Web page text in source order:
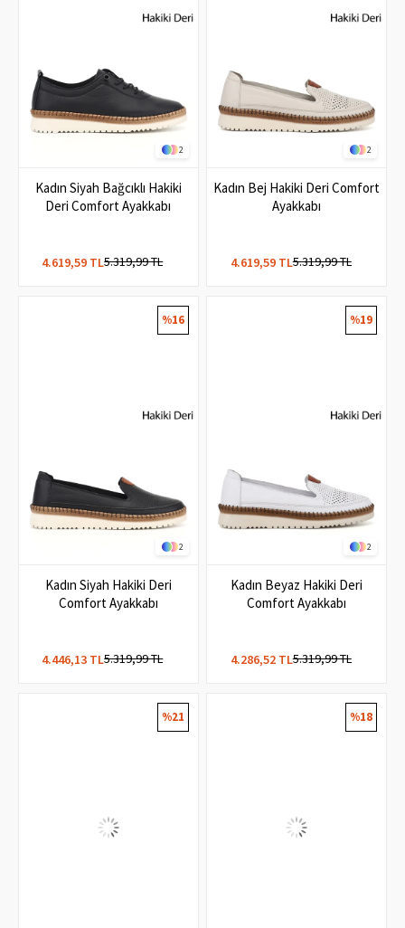
2
Kadın Siyah Bağcıklı Hakiki
Deri Comfort Ayakkabı
4.619,59 TL5.319,99 TL
2
Kadın Bej Hakiki Deri Comfort
Ayakkabı
4.619,59 TL5.319,99 TL
2
Kadın Siyah Hakiki Deri
Comfort Ayakkabı
4.446,13 TL5.319,99 TL
%16
2
Kadın Beyaz Hakiki Deri
Comfort Ayakkabı
4.286,52 TL5.319,99 TL
%19
%21 %18